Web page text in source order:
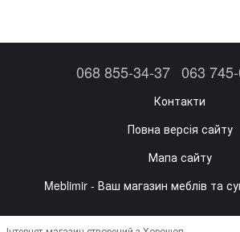
068 855-34-37 063
Контакти
Повна версія сайту
Мапа сайту
Meblimir - Ваш магазин меблів та